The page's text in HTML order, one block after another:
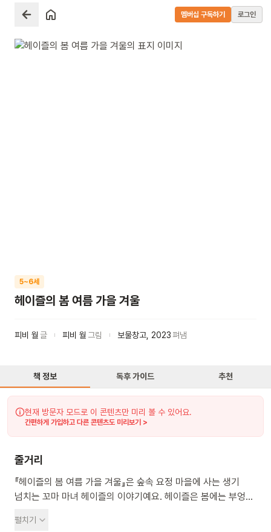
멤버십 구독하기 로그인
5~6세
헤이즐의 봄 여름 가을 겨울
피비 월 글 피비 월 그림 보물창고 2023펴냄
책 정보 독후 가이드 추천
현재 방문자 모드로 이 콘텐츠만 미리 볼 수 있어요.
간편하게 가입하고 다른 콘텐츠도 미리보기 >
줄거리
『헤이즐의 봄 여름 가을 겨울』은 숲속 요정 마을에 사는 생기
넘치는 꼬마 마녀 헤이즐의 이야기예요. 헤이즐은 봄에는 부엉이
외로운 친구를 도와주며 멋진 사계절을 보내요. 이 책을 읽으며
펼치기